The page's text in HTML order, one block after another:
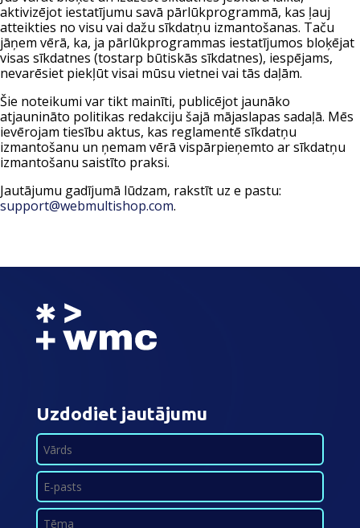
aktivizējot iestatījumu savā pārlūkprogrammā, kas ļauj
atteikties no visu vai dažu sīkdatņu izmantošanas. Taču
jāņem vērā, ka, ja pārlūkprogrammas iestatījumos bloķējat
visas sīkdatnes (tostarp būtiskās sīkdatnes), iespējams,
nevarēsiet piekļūt visai mūsu vietnei vai tās daļām.
Šie noteikumi var tikt mainīti, publicējot jaunāko
atjaunināto politikas redakciju šajā mājaslapas sadaļā. Mēs
ievērojam tiesību aktus, kas reglamentē sīkdatņu
izmantošanu un ņemam vērā vispārpieņemto ar sīkdatņu
izmantošanu saistīto praksi.
Jautājumu gadījumā lūdzam, rakstīt uz e pastu:
support@webmultishop.com.
Uzdodiet jautājumu